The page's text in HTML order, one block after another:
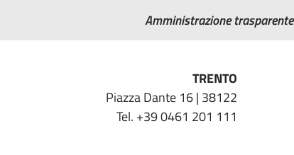
Amministrazione trasparente
TRENTO
Piazza Dante 16 | 38122
Tel. +39 0461 201 111